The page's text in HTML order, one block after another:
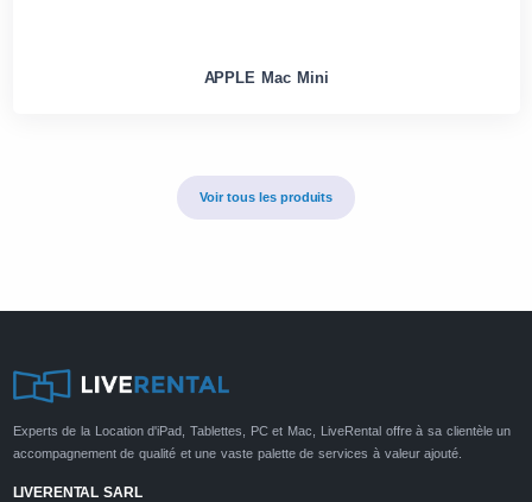
APPLE Mac Mini
Voir tous les produits
Experts de la Location d'iPad, Tablettes, PC et Mac, LiveRental offre à sa clientèle un
accompagnement de qualité et une vaste palette de services à valeur ajouté.
LIVERENTAL SARL